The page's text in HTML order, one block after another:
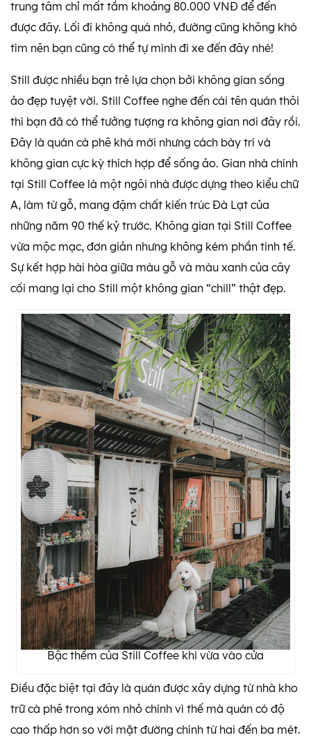
trung tâm chỉ mất tầm khoảng 80.000 VNĐ để đến
được đây. Lối đi không quá nhỏ, đường cũng không khó
tìm nên bạn cũng có thể tự mình đi xe đến đây nhé!
Still được nhiều bạn trẻ lựa chọn bởi không gian sống
ảo đẹp tuyệt vời. Still Coffee nghe đến cái tên quán thôi
thì bạn đã có thể tưởng tượng ra không gian nơi đây rồi.
Đây là quán cà phê khá mới nhưng cách bày trí và
không gian cực kỳ thích hợp để sống ảo. Gian nhà chính
tại Still Coffee là một ngôi nhà được dựng theo kiểu chữ
A, làm từ gỗ, mang đậm chất kiến trúc Đà Lạt của
những năm 90 thế kỷ trước. Không gian tại Still Coffee
vừa mộc mạc, đơn giản nhưng không kém phần tinh tế.
Sự kết hợp hài hòa giữa màu gỗ và màu xanh của cây
cối mang lại cho Still một không gian “chill” thật đẹp.
Bậc thềm của Still Coffee khi vừa vào cửa
Điều đặc biệt tại đây là quán được xây dựng từ nhà kho
trữ cà phê trong xóm nhỏ chính vì thế mà quán có độ
cao thấp hơn so với mặt đường chính từ hai đến ba mét.